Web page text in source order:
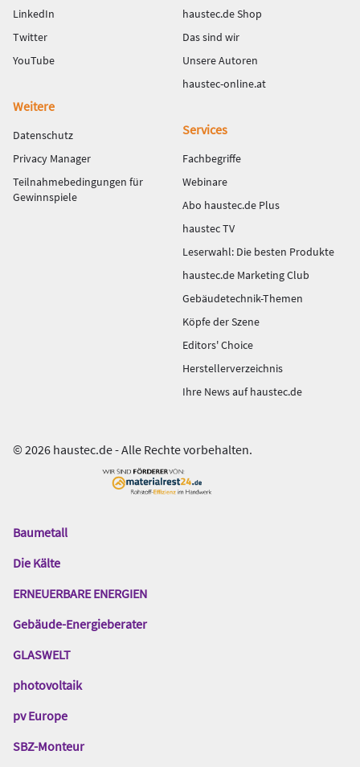
LinkedIn
Twitter
YouTube
haustec.de Shop
Das sind wir
Unsere Autoren
haustec-online.at
Weitere
Datenschutz
Privacy Manager
Teilnahmebedingungen für
Gewinnspiele
Services
Fachbegriffe
Webinare
Abo haustec.de Plus
haustec TV
Leserwahl: Die besten Produkte
haustec.de Marketing Club
Gebäudetechnik-Themen
Köpfe der Szene
Editors' Choice
Herstellerverzeichnis
Ihre News auf haustec.de
© 2026 haustec.de - Alle Rechte vorbehalten.
Das
Gentner
Baumetall
Die Kälte
ERNEUERBARE ENERGIEN
Gebäude-Energieberater
GLASWELT
photovoltaik
pv Europe
SBZ-Monteur